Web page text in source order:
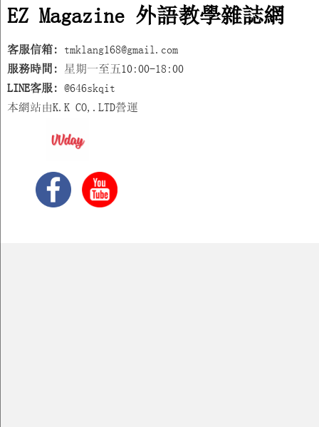
EZ Magazine 外語教學雜誌網
客服信箱: tmklang168@gmail.com
服務時間: 星期一至五10:00-18:00
LINE客服: @646skqit
本網站由K.K CO,.LTD營運